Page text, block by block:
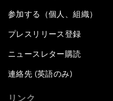
参加する（個人、組織）
プレスリリース登録
ニュースレター購読
連絡先 (英語のみ)
リンク